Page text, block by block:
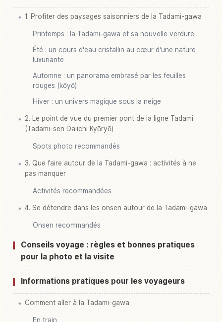
1. Profiter des paysages saisonniers de la Tadami-gawa
Printemps : la Tadami-gawa et sa nouvelle verdure
Été : un cours d'eau cristallin au cœur d'une nature
luxuriante
Automne : un panorama embrasé par les feuilles
rouges (kōyō)
Hiver : un univers magique sous la neige
2. Le point de vue du premier pont de la ligne Tadami
(Tadami-sen Daiichi Kyōryō)
Spots photo recommandés
3. Que faire autour de la Tadami-gawa : activités à ne
pas manquer
Activités recommandées
4. Se détendre dans les onsen autour de la Tadami-gawa
Onsen recommandés
Conseils voyage : règles et bonnes pratiques
pour la photo et la visite
Informations pratiques pour les voyageurs
Comment aller à la Tadami-gawa
En train